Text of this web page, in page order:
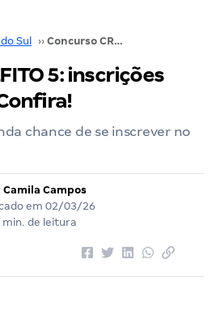
Sul ›› Concurso CREFITO 5: inscrições prorrogadas. Confira!
5: inscrições
chance de se inscrever no
Camila Campos
em 02/03/26
min. de leitura